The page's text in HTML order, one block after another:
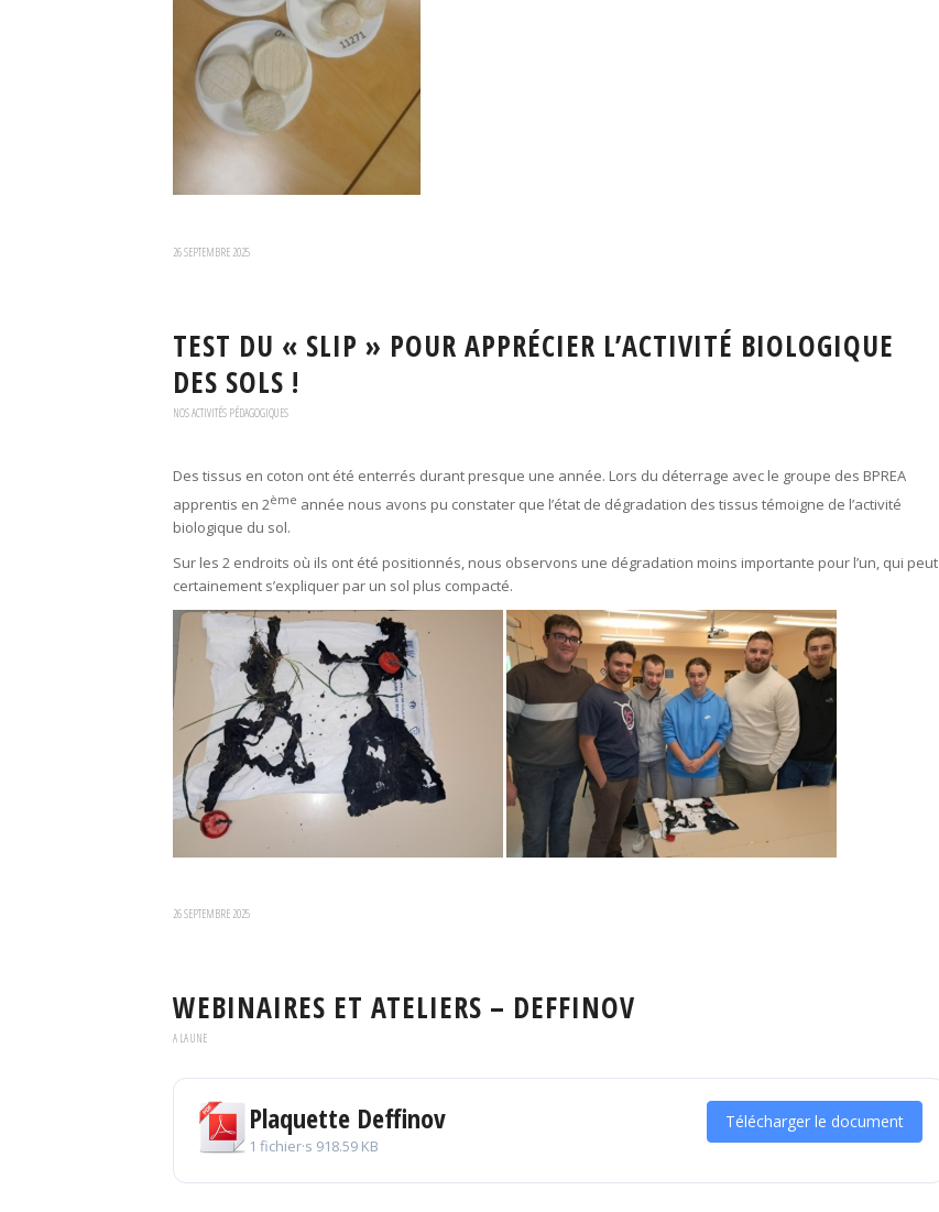
26 SEPTEMBRE 2025
TEST DU « SLIP » POUR APPRÉCIER L’ACTIVITÉ BIOLOGIQUE
DES SOLS !
NOS ACTIVITÉS PÉDAGOGIQUES
Des tissus en coton ont été enterrés durant presque une année. Lors du déterrage avec le groupe des BPREA
apprentis en 2ème année nous avons pu constater que l’état de dégradation des tissus témoigne de l’activité
biologique du sol.
Sur les 2 endroits où ils ont été positionnés, nous observons une dégradation moins importante pour l’un, qui peut
certainement s’expliquer par un sol plus compacté.
26 SEPTEMBRE 2025
WEBINAIRES ET ATELIERS – DEFFINOV
A LA UNE
Plaquette Deffinov
1 fichier·s 918.59 KB
Télécharger le document